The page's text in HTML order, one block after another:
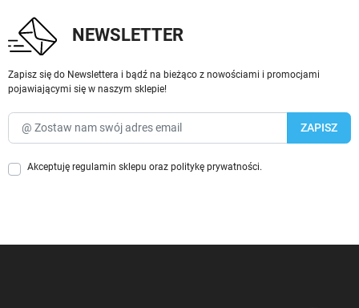
NEWSLETTER
Zapisz się do Newslettera i bądź na bieżąco z nowościami i promocjami
pojawiającymi się w naszym sklepie!
Akceptuję regulamin sklepu oraz politykę prywatności.